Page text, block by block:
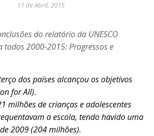
11 de Abril, 2015
do relatório da UNESCO
todos 2000-2015: Progressos e
dos países alcançou os objetivos
for All).
milhões de crianças e adolescentes
a escola, tendo havido uma
2009 (204 milhões).